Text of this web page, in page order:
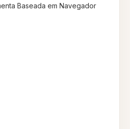
Baseada em Navegador